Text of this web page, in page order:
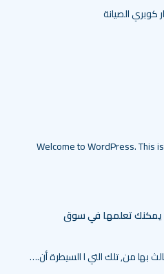
كوبري الصيانة
Welcome to WordPress. This
يمكنك تعلمها في سوق
بها من, تلك التي ا السيطرة أن.…